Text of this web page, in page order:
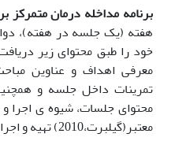
برنامه مداخله درمان متمرکز
هفته (یک جلسه در هفته)،
خود را طبق محتوای زیر
معرفی اهداف و عناوین
تمرینات داخل جلسه و
محتوای جلسات، شیوه ی اجرا و
معتبر(گیلبرت،2010) تهیه و اجرا شد.